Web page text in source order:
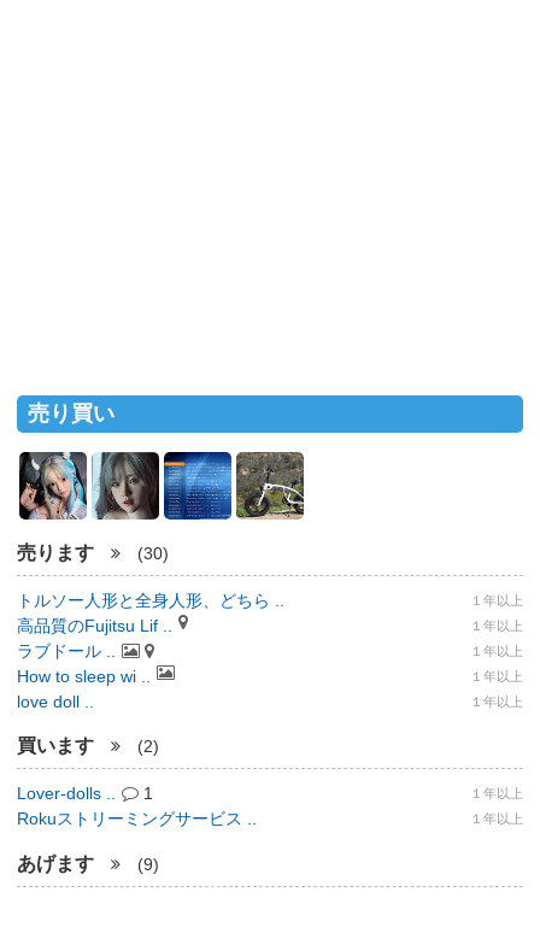
売り買い
売ります (30)
トルソー人形と全身人形、どちら .. １年以上
高品質のFujitsu Lif .. １年以上
ラブドール .. １年以上
How to sleep wi .. １年以上
love doll .. １年以上
買います (2)
Lover-dolls .. 1 １年以上
Rokuストリーミングサービス .. １年以上
あげます (9)